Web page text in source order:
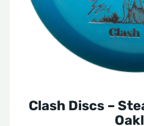
Clash Discs –
gekozen
worden